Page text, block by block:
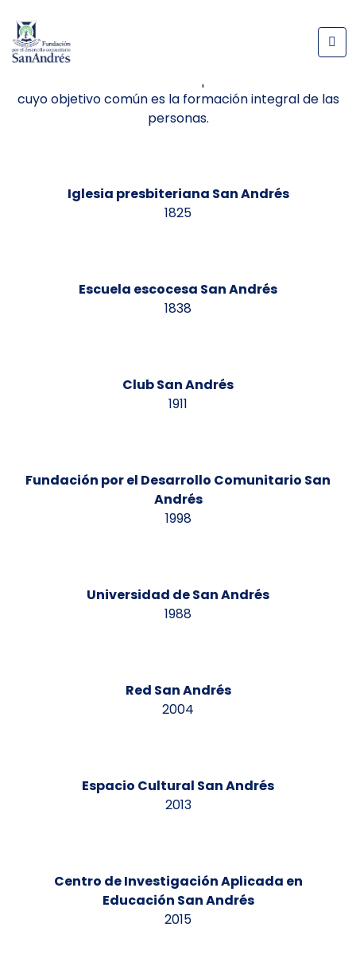
Somos parte de la Comunidad Ampliada San Andrés
un grupo de organizaciones sin fines de lucro al
servicio del país
cuyo objetivo común es la formación integral de las
personas.
Iglesia presbiteriana San Andrés
1825
Escuela escocesa San Andrés
1838
Club San Andrés
1911
Fundación por el Desarrollo Comunitario San
Andrés
1998
Universidad de San Andrés
1988
Red San Andrés
2004
Espacio Cultural San Andrés
2013
Centro de Investigación Aplicada en
Educación San Andrés
2015